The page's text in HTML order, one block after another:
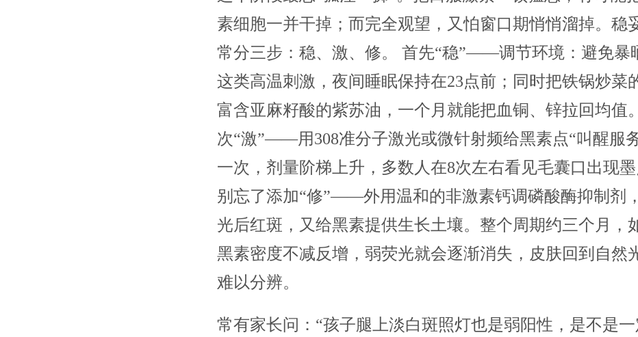
素细胞一并干掉；而完全观望，又怕窗口期悄悄溜掉。稳
常分三步：稳、激、修。 首先“稳”——调节环境：避免暴
这类高温刺激，夜间睡眠保持在23点前；同时把铁锅炒菜
富含亚麻籽酸的紫苏油，一个月就能把血铜、锌拉回均值
次“激”——用308准分子激光或微针射频给黑素点“叫醒服
一次，剂量阶梯上升，多数人在8次左右看见毛囊口出现
别忘了添加“修”——外用温和的非激素钙调磷酸酶抑制剂
光后红斑，又给黑素提供生长土壤。整个周期约三个月，
黑素密度不减反增，弱荧光就会逐渐消失，皮肤回到自然
难以分辨。
常有家长问：“孩子腿上淡白斑照灯也是弱阳性，是不是